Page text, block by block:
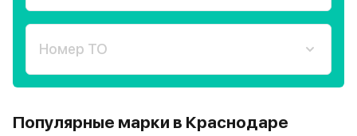
Номер ТО
Популярные марки в Краснодаре